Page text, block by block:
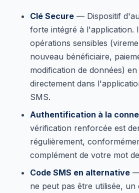
Clé Secure — Dispositif
forte intégré à l'application.
opérations sensibles
nouveau bénéficiaire,
modification de données)
directement dans
SMS.
Authentification à la
vérification renforcée est
régulièrement,
complément de votre mot
Code SMS en alternative
ne peut pas être utilisée,